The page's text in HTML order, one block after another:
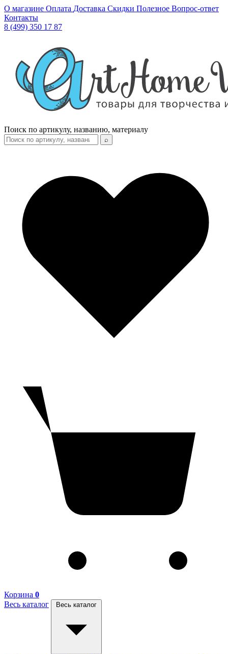
О магазине Оплата Доставка Скидки Полезное Вопрос-ответ
Контакты
8 (499) 350 17 87
Поиск по артикулу, названию, материалу
⌕
Корзина 0
Весь каталог
Весь каталог